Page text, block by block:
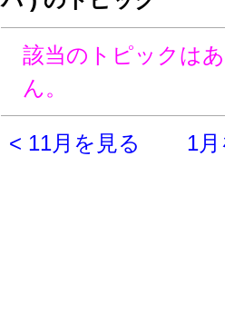
該当のトピックは
ん。
< 11月を見る 1